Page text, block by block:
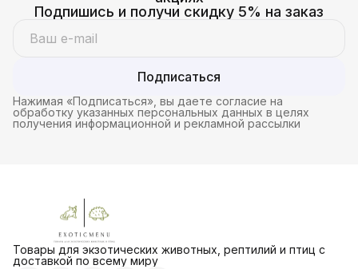
Подпишись и получи скидку 5% на заказ
Подписаться
Нажимая «Подписаться», вы даете согласие на
обработку указанных персональных данных в целях
получения информационной и рекламной рассылки
Товары для экзотических животных, рептилий и птиц с
доставкой по всему миру